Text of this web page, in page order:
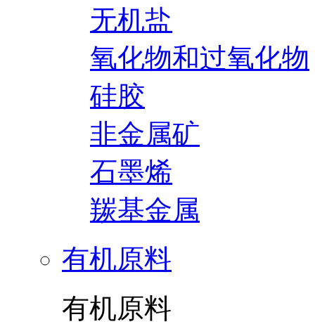
无机盐
氧化物和过氧化物
硅胶
非金属矿
石墨烯
羰基金属
有机原料
有机原料